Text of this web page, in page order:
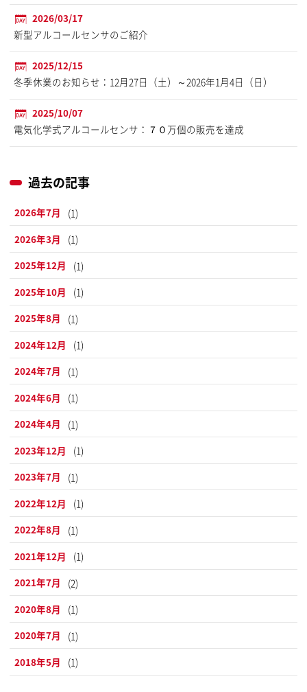
2026/03/17
新型アルコールセンサのご紹介
2025/12/15
冬季休業のお知らせ：12月27日（土）～2026年1月4日（日）
2025/10/07
電気化学式アルコールセンサ：７０万個の販売を達成
過去の記事
2026年7月
(1)
2026年3月
(1)
2025年12月
(1)
2025年10月
(1)
2025年8月
(1)
2024年12月
(1)
2024年7月
(1)
2024年6月
(1)
2024年4月
(1)
2023年12月
(1)
2023年7月
(1)
2022年12月
(1)
2022年8月
(1)
2021年12月
(1)
2021年7月
(2)
2020年8月
(1)
2020年7月
(1)
2018年5月
(1)